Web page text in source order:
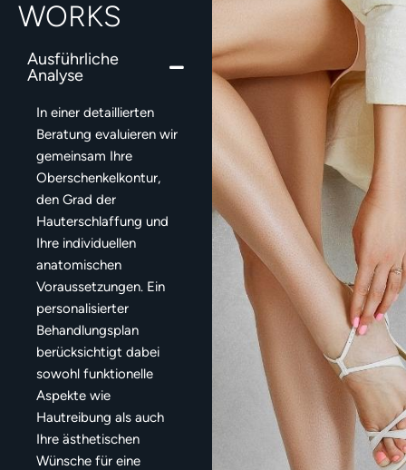
WORKS
Ausführliche
Analyse
In einer detaillierten
Beratung evaluieren wir
gemeinsam Ihre
Oberschenkelkontur,
den Grad der
Hauterschlaffung und
Ihre individuellen
anatomischen
Voraussetzungen. Ein
personalisierter
Behandlungsplan
berücksichtigt dabei
sowohl funktionelle
Aspekte wie
Hautreibung als auch
Ihre ästhetischen
Wünsche für eine